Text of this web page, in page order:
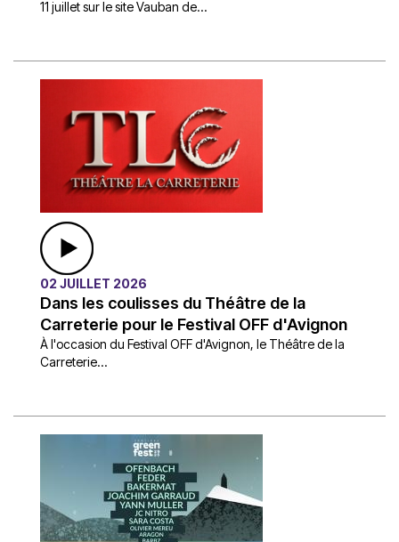
11 juillet sur le site Vauban de...
02 JUILLET 2026
Dans les coulisses du Théâtre de la
Carreterie pour le Festival OFF d'Avignon
À l'occasion du Festival OFF d'Avignon, le Théâtre de la
Carreterie...